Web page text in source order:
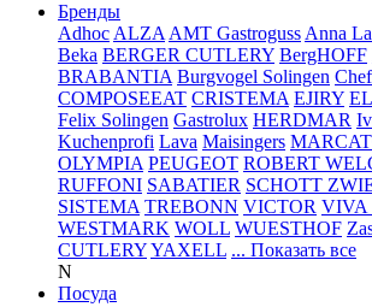
Бренды
Adhoc ALZA AMT Gastroguss Anna
Beka BERGER CUTLERY BergHOFF
BRABANTIA Burgvogel Solingen
COMPOSEEAT CRISTEMA EJIRY
Felix Solingen Gastrolux HERDMAR
Kuchenprofi Lava Maisingers
OLYMPIA PEUGEOT ROBERT
RUFFONI SABATIER SCHOTT
SISTEMA TREBONN VICTOR VIVA
WESTMARK WOLL WUESTHOF
CUTLERYYAXELL ... Показать все
N
Посуда